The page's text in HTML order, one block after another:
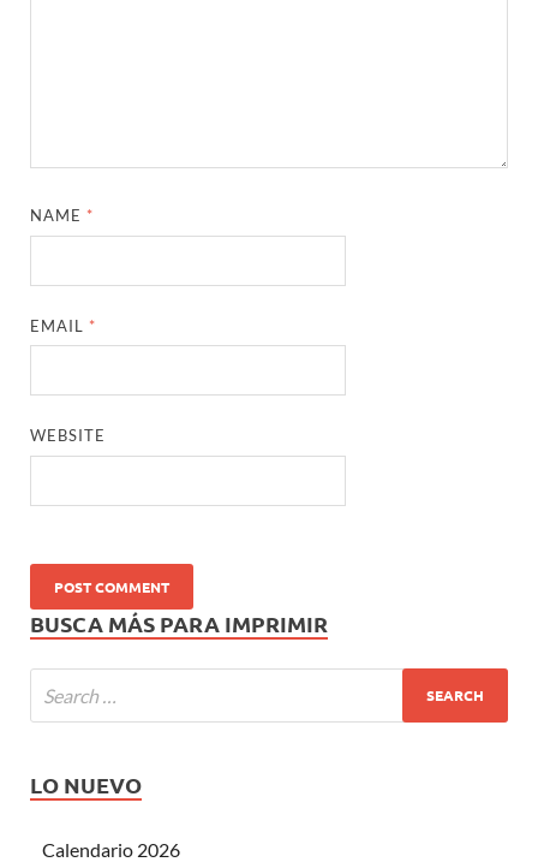
NAME *
EMAIL *
WEBSITE
BUSCA MÁS PARA IMPRIMIR
LO NUEVO
Calendario 2026